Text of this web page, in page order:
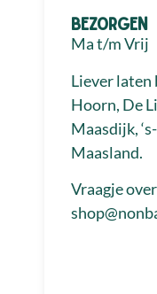
Bezorgen
Ma t/m Vrij
Liever laten
Hoorn, De
Maasdijk,
Maasland.
Vraagje